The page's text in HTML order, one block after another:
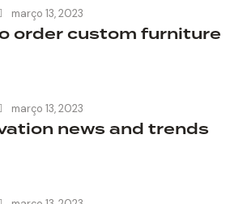
março 13, 2023
order custom furniture
março 13, 2023
news and trends